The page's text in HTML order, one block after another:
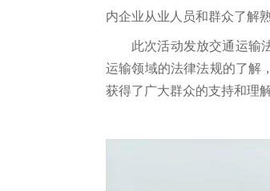
内企业从业人员和群众了解
此次活动发放交通运输
运输领域的法律法规的了解
获得了广大群众的支持和理